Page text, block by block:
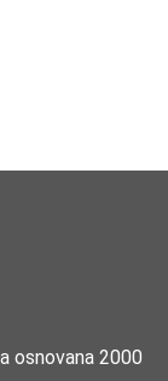
osnovana 2000